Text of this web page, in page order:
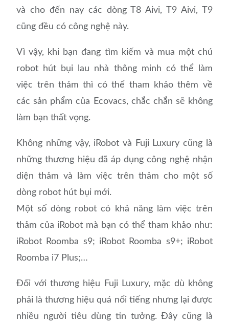
và cho đến nay các dòng T8 Aivi, T9 Aivi, T9
cũng đều có công nghệ này.
Vì vậy, khi bạn đang tìm kiếm và mua một chú
robot hút bụi lau nhà thông minh có thể làm
việc trên thảm thì có thể tham khảo thêm về
các sản phẩm của Ecovacs, chắc chắn sẽ không
làm bạn thất vọng.
Không những vậy, iRobot và Fuji Luxury cũng là
những thương hiệu đã áp dụng công nghệ nhận
diện thảm và làm việc trên thảm cho một số
dòng robot hút bụi mới.
Một số dòng robot có khả năng làm việc trên
thảm của iRobot mà bạn có thể tham khảo như:
iRobot Roomba s9; iRobot Roomba s9+; iRobot
Roomba i7 Plus;…
Đối với thương hiệu Fuji Luxury, mặc dù không
phải là thương hiệu quá nổi tiếng nhưng lại được
nhiều người tiêu dùng tin tưởng. Đây cũng là